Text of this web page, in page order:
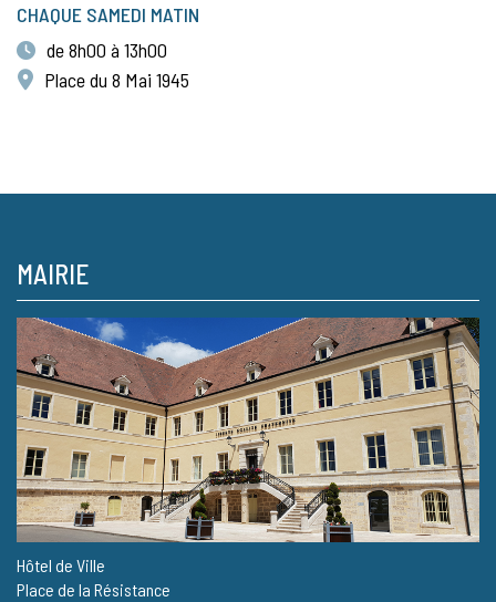
CHAQUE SAMEDI MATIN
de 8h00 à 13h00
Place du 8 Mai 1945
MAIRIE
Hôtel de Ville
Place de la Résistance